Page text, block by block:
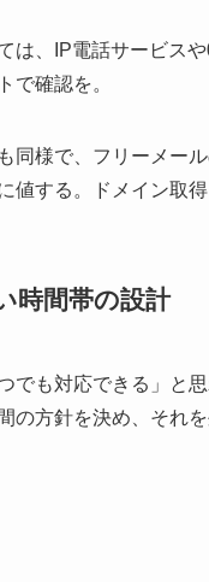
は、IP電話サービス
で確認を。
同様で、フリーメー
値する。ドメイン取
時間帯の設計
でも対応できる」と
の方針を決め、それ